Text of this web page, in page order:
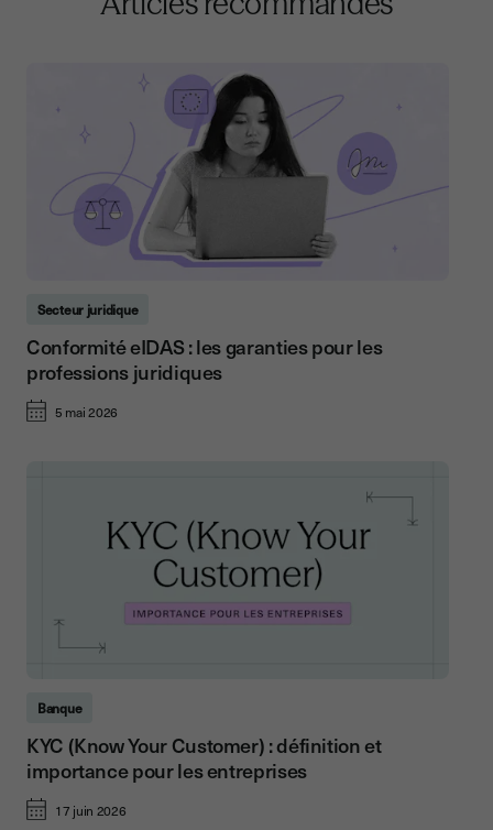
Secteur juridique
Conformité eIDAS : les garanties pour les
professions juridiques
5 mai 2026
Banque
KYC (Know Your Customer) : définition et
importance pour les entreprises
17 juin 2026